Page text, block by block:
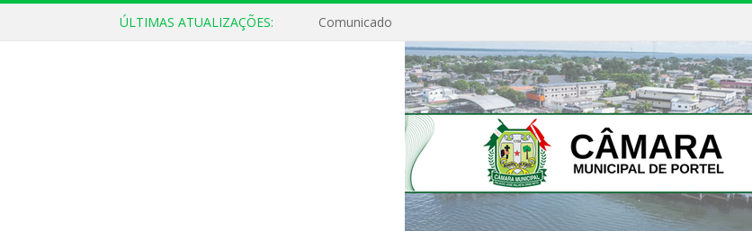
ÚLTIMAS ATUALIZAÇÕES: Comunicado